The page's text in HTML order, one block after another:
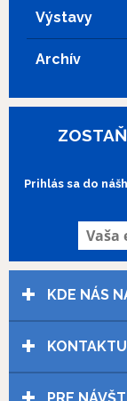
Výstavy
Archív
Prihlás sa do
KDE NÁS